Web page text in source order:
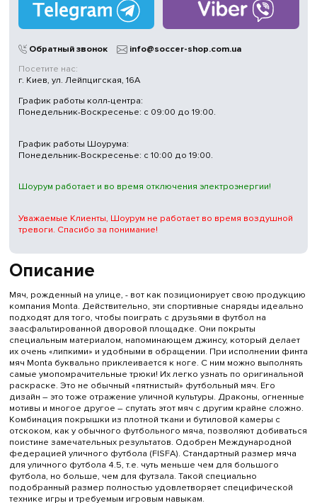
в Киеве
Описание
Мяч, рожденный на улице, - вот как позиционирует свою продукцию
компания Monta. Действительно, эти спортивные снаряды идеально
подходят для того, чтобы поиграть с друзьями в футбол на
заасфальтированной дворовой площадке. Они покрыты
специальным материалом, напоминающем джинсу, который делает
их очень «липкими» и удобными в обращении. При исполнении финта
мяч Monta буквально приклеивается к ноге. С ним можно выполнять
самые умопомрачительные трюки! Их легко узнать по оригинальной
раскраске. Это не обычный «пятнистый» футбольный мяч. Его
дизайн – это тоже отражение уличной культуры. Драконы, огненные
мотивы и многое другое – спутать этот мяч с другим крайне сложно.
Комбинация покрышки из плотной ткани и бутиловой камеры с
отскоком, как у обычного футбольного мяча, позволяют добиваться
поистине замечательных результатов. Одобрен Международной
федерацией уличного футбола (FISFA). Стандартный размер мяча
для уличного футбола 4.5, т.е. чуть меньше чем для большого
футбола, но больше, чем для футзала. Такой специально
подобранный размер полностью удовлетворяет специфической
технике игры и требуемым игровым навыкам.
Обратный звонок
info@soccer-shop.com.ua
Посетите нас:
г. Киев, ул. Лейпцигская, 16А
График работы колл-центра:
Понедельник-Воскресенье: с 09:00 до 19:00.
График работы Шоурума:
Понедельник-Воскресенье: с 10:00 до 19:00.
Шоурум работает и во время отключения электроэнергии!
Уважаемые Клиенты, Шоурум не работает во время воздушной
тревоги. Спасибо за понимание!